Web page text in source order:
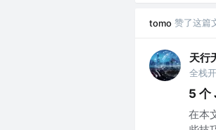
tomo 赞了这篇
天行
全栈
5 个
在本